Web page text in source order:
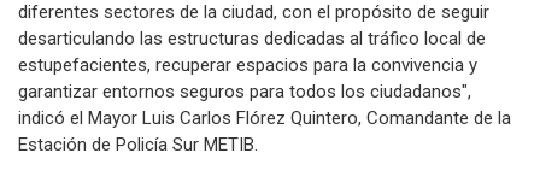
diferentes sectores de la ciudad, con el propósito de seguir
desarticulando las estructuras dedicadas al tráfico local de
estupefacientes, recuperar espacios para la convivencia y
garantizar entornos seguros para todos los ciudadanos",
indicó el Mayor Luis Carlos Flórez Quintero, Comandante de la
Estación de Policía Sur METIB.